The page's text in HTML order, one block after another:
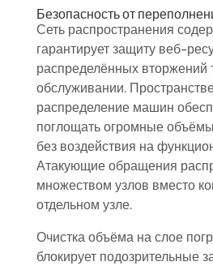
Безопасность от
Сеть распространения
гарантирует защиту веб-
распределённых вторжений
обслуживании.
распределение машин
поглощать огромные
без воздействия на
Атакующие обращения
множеством узлов вместо
отдельном узле.
Очистка объёма на слое
блокирует подозрительные